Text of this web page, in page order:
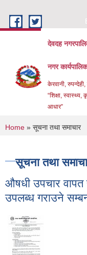
देवदह
नगर
केरवानी,
“शिक्षा, स्वास्थ्य,
आधार”
You are here
Home » सूचना तथा समाचार
सूचना तथा
औषधी उपचार वापत
उपलब्ध गराउने